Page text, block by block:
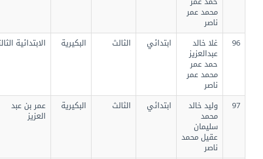
محمد عمر
غلا خالد
عبدالعزيز
حمد عمر
محمد عمر
ابتدائي الثالث البكيرية الابتدائية الثالثة
وليد خالد
محمد
سليمان
عقيل محمد
ابتدائي الثالث البكيرية عمر بن عبد
العزيز